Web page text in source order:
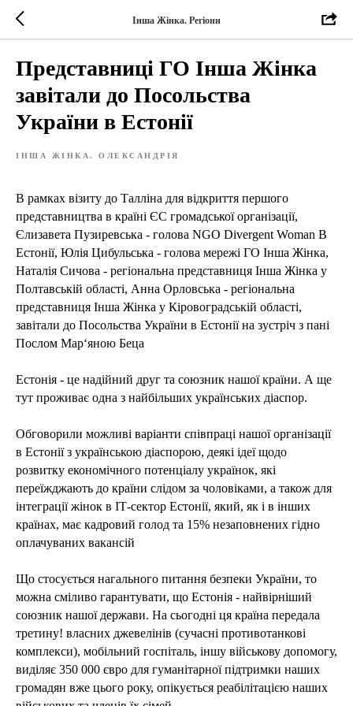
Інша Жінка. Регіони
Представниці ГО Інша Жінка
завітали до Посольства
України в Естонії
ІНША ЖІНКА. ОЛЕКСАНДРІЯ
В рамках візиту до Талліна для відкриття першого
представництва в країні ЄС громадської організації,
Єлизавета Пузиревська - голова NGO Divergent Woman В
Естонії, Юлія Цибульська - голова мережі ГО Інша Жінка,
Наталія Сичова - регіональна представниця Інша Жінка у
Полтавській області, Анна Орловська - регіональна
представниця Інша Жінка у Кіровоградській області,
завітали до Посольства України в Естонії на зустріч з пані
Послом Мар‘яною Беца
Естонія - це надійний друг та союзник нашої країни. А ще
тут проживає одна з найбільших українських діаспор.
Обговорили можливі варіанти співпраці нашої організації
в Естонії з українською діаспорою, деякі ідеї щодо
розвитку економічного потенціалу українок, які
переїжджають до країни слідом за чоловіками, а також для
інтеграції жінок в ІТ-сектор Естонії, який, як і в інших
країнах, має кадровий голод та 15% незаповнених гідно
оплачуваних вакансій
Що стосується нагального питання безпеки України, то
можна сміливо гарантувати, що Естонія - найвірніший
союзник нашої держави. На сьогодні ця країна передала
третину! власних джевелінів (сучасні противотанкові
комплекси), мобільний госпіталь, іншу військову допомогу,
виділяє 350 000 євро для гуманітарної підтримки наших
громадян вже цього року, опікується реабілітацією наших